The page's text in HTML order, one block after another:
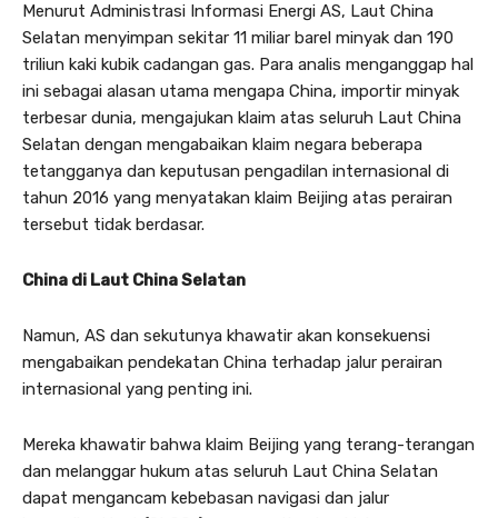
Menurut Administrasi Informasi Energi AS, Laut China
Selatan menyimpan sekitar 11 miliar barel minyak dan 190
triliun kaki kubik cadangan gas. Para analis menganggap hal
ini sebagai alasan utama mengapa China, importir minyak
terbesar dunia, mengajukan klaim atas seluruh Laut China
Selatan dengan mengabaikan klaim negara beberapa
tetangganya dan keputusan pengadilan internasional di
tahun 2016 yang menyatakan klaim Beijing atas perairan
tersebut tidak berdasar.
China di Laut China Selatan
Namun, AS dan sekutunya khawatir akan konsekuensi
mengabaikan pendekatan China terhadap jalur perairan
internasional yang penting ini.
Mereka khawatir bahwa klaim Beijing yang terang-terangan
dan melanggar hukum atas seluruh Laut China Selatan
dapat mengancam kebebasan navigasi dan jalur